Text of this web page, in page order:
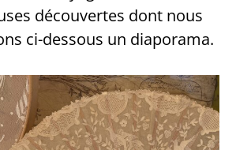
découvertes dont nous
ci-dessous un diaporama.